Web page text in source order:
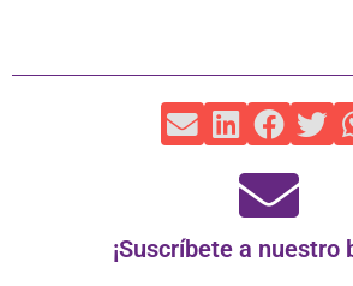
¡Suscríbete a nuestro